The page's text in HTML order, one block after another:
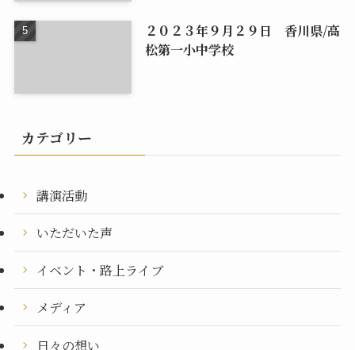
２０２３年９月２９日 香川県/高
松第一小中学校
カテゴリー
講演活動
いただいた声
イベント・路上ライブ
メディア
日々の想い